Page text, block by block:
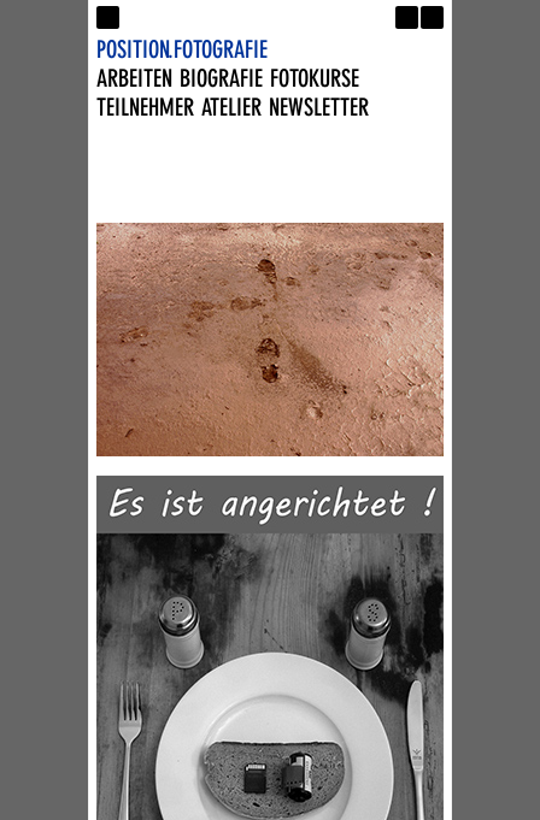
Presse
Kontakt
Impressum
DE
POSITION.FOTOGRAFIE
ARBEITEN BIOGRAFIE FOTOKURSE
TEILNEHMER ATELIER NEWSLETTER